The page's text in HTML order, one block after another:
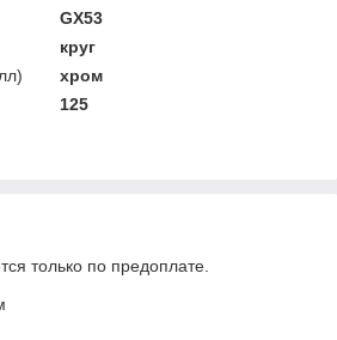
GX53
круг
хром
125
только по предоплате.